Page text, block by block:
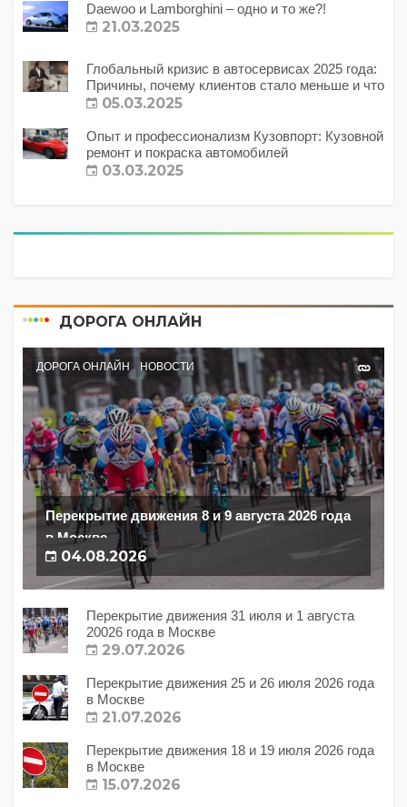
Daewoo и Lamborghini – одно и то же?!
21.03.2025
Глобальный кризис в автосервисах 2025 года:
Причины, почему клиентов стало меньше и что
с этим делать?
05.03.2025
Опыт и профессионализм Кузовпорт: Кузовной
ремонт и покраска автомобилей
03.03.2025
ДОРОГА ОНЛАЙН
ДОРОГА ОНЛАЙН НОВОСТИ
Перекрытие движения 8 и 9 августа 2026 года
в Москве
04.08.2026
Перекрытие движения 31 июля и 1 августа
20026 года в Москве
29.07.2026
Перекрытие движения 25 и 26 июля 2026 года
в Москве
21.07.2026
Перекрытие движения 18 и 19 июля 2026 года
в Москве
15.07.2026